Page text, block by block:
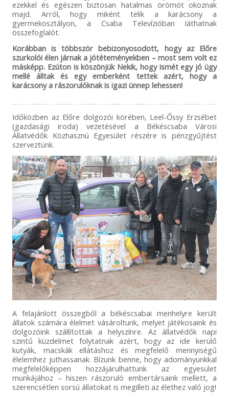
ezekkel és egészen biztosan hatalmas örömöt okoznak
majd. Arról, hogy miként telik a karácsony a
gyermekosztályon, a Csaba Televízióban láthatnak
összefoglalót.
Korábban is többször bebizonyosodott, hogy az Előre
szurkolói élen járnak a jótéteményekben – most sem volt ez
másképp. Ezúton is köszönjük Nekik, hogy ismét egy jó ügy
mellé álltak és egy emberként tettek azért, hogy a
karácsony a rászorulóknak is igazi ünnep lehessen!
Időközben az Előre dolgozói körében, Leel-Őssy Erzsébet
(gazdasági iroda) vezetésével a Békéscsaba Városi
Állatvédők Közhasznú Egyesület részére is pénzgyűjtést
szerveztünk.
A felajánlott összegből a békéscsabai menhelyre került
állatok számára élelmet vásároltunk, melyet játékosaink és
dolgozóink szállítottak a helyszínre. Az állatvédők napi
szintű küzdelmet folytatnak azért, hogy az ide kerülő
kutyák, macskák ellátáshoz és megfelelő mennyiségű
élelemhez juthassanak. Bízunk benne, hogy adományunkkal
megfelelőképpen hozzájárulhattunk az egyesület
munkájához – hiszen rászoruló embertársaink mellett, a
szerencsétlen sorsú állatokat is megilleti az élethez való jog!